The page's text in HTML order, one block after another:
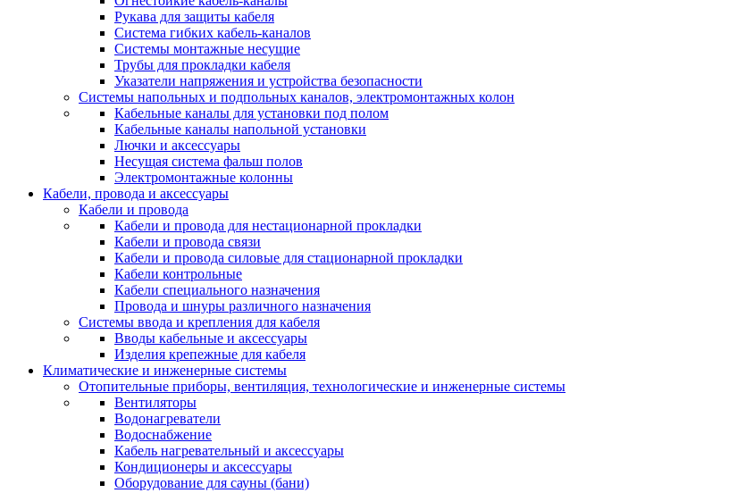
Рукава для защиты кабеля
Система гибких кабель-каналов
Системы монтажные несущие
Трубы для прокладки кабеля
Указатели напряжения и устройства безопасности
Системы напольных и подпольных каналов, электромонтажных колон
Кабельные каналы для установки под полом
Кабельные каналы напольной установки
Лючки и аксессуары
Несущая система фальш полов
Электромонтажные колонны
Кабели, провода и аксессуары
Кабели и провода
Кабели и провода для нестационарной прокладки
Кабели и провода связи
Кабели и провода силовые для стационарной прокладки
Кабели контрольные
Кабели специального назначения
Провода и шнуры различного назначения
Системы ввода и крепления для кабеля
Вводы кабельные и аксессуары
Изделия крепежные для кабеля
Климатические и инженерные системы
Отопительные приборы, вентиляция, технологические и инженерные системы
Вентиляторы
Водонагреватели
Водоснабжение
Кабель нагревательный и аксессуары
Кондиционеры и аксессуары
Оборудование для сауны (бани)